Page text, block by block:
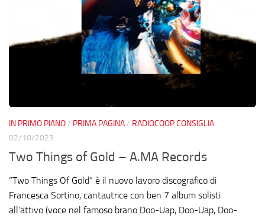
IN PRIMO PIANO/ PRIMA PAGINA/ RADIOCOOP CONSIGLIA
02/10/2023
Two Things of Gold – A.MA Records
“Two Things Of Gold” è il nuovo lavoro discografico di
Francesca Sortino, cantautrice con ben 7 album solisti
all’attivo (voce nel famoso brano Doo-Uap, Doo-Uap, Doo-